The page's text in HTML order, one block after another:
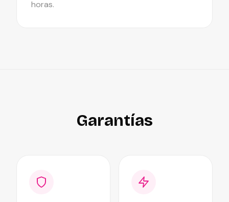
horas.
Garantías